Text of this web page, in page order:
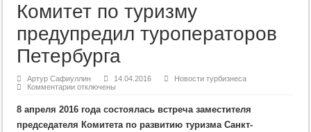
Комитет по туризму
предупредил туроператоров
Петербурга
Артур Сафиуллин 14.04.2016
Новости турбизнеса
Комментариик
по
туризму
предупредил
отключены
8 апреля 2016 года состоялась встреча заместителя
председателя Комитета по развитию туризма Санкт-